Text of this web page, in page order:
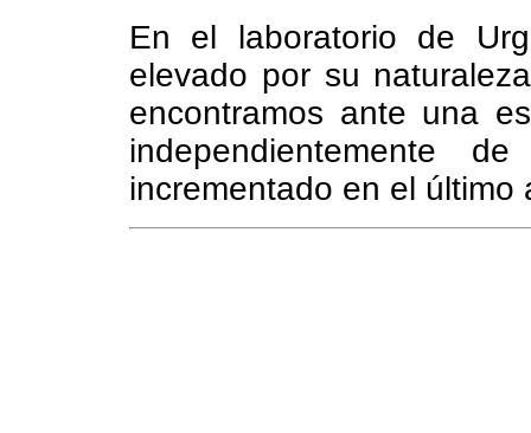
En el laboratorio de
elevado por su
encontramos ante una
independientemente
incrementado en el